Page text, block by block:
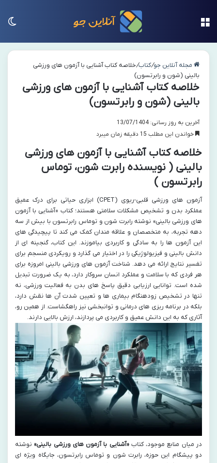
مجله آنلاین جو/کتاب/خلاصه کتاب آشنایی با آزمون های ورزشی
بالینی (شون و رابرتسون)
خلاصه کتاب آشنایی با آزمون های ورزشی
بالینی (شون و رابرتسون)
آخرین به روز رسانی: 13/07/1404
خواندن این مطلب 15 دقیقه زمان میبرد
خلاصه کتاب آشنایی با آزمون های ورزشی
بالینی ( نویسنده رابرت شون، توماس
رابرتسون )
آزمون های ورزشی قلبی-ریوی (CPET) ابزاری حیاتی برای درک عمیق
عملکرد بدن و تشخیص مشکلات سلامتی هستند؛ کتاب «آشنایی با آزمون
های ورزشی بالینی» نوشته رابرت شون و توماس رابرتسون با بیش از سه
دهه تجربه، به متخصصان و علاقه مندان کمک می کند تا پیچیدگی های
این آزمون ها را به سادگی و کاربردی بیاموزند. این کتاب، گنجینه ای از
دانش بالینی و فیزیولوژیکی را در اختیار می گذارد و رویکردی منسجم برای
تفسیر نتایج ارائه می دهد. شناخت آزمون های ورزشی بالینی امروزه برای
هر فردی که با سلامت و عملکرد انسان سروکار دارد، به یک ضرورت تبدیل
شده است. توانایی ارزیابی دقیق پاسخ های بدن به فعالیت ورزشی، نه
تنها در تشخیص زودهنگام بیماری ها و تعیین شدت آن ها نقش دارد،
بلکه در برنامه ریزی های درمانی و توانبخشی نیز راهگشاست. از همین رو،
آثاری که به این دانش عمیق و کاربردی می پردازند، ارزش بالایی دارند.
در میان منابع موجود، کتاب«آشنایی با آزمون های ورزشی بالینی» نوشته
دو پیشگام این حوزه، رابرت شون و توماس رابرتسون، جایگاه ویژه ای